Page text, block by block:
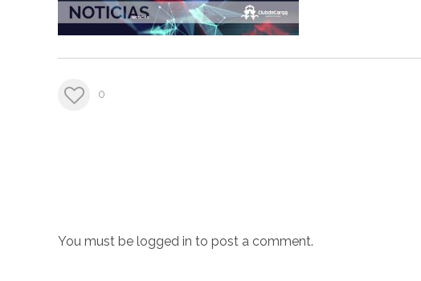
0
You must be logged in to post a comment.